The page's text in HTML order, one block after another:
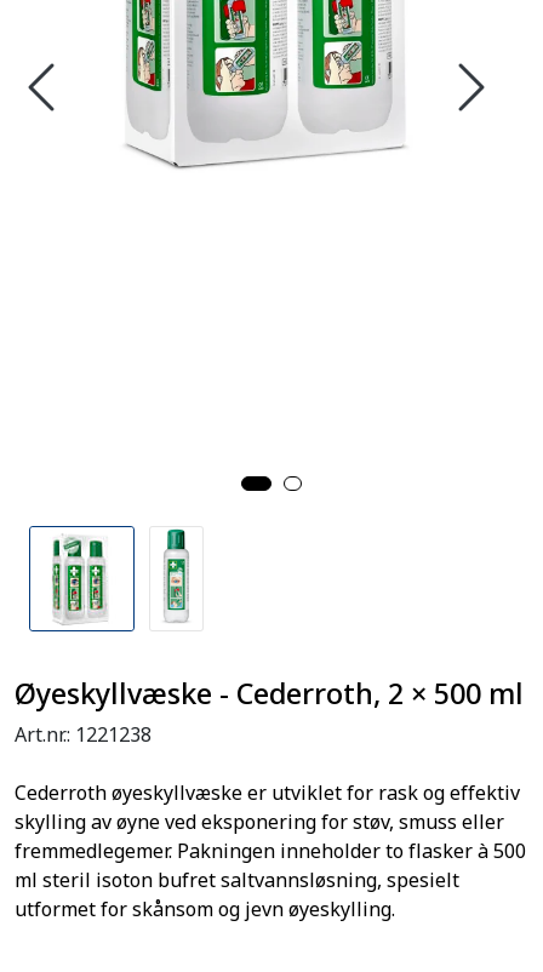
Øyeskyllvæske - Cederroth, 2 × 500 ml
Art.nr.: 1221238
Cederroth øyeskyllvæske er utviklet for rask og effektiv
skylling av øyne ved eksponering for støv, smuss eller
fremmedlegemer. Pakningen inneholder to flasker à 500
ml steril isoton bufret saltvannsløsning, spesielt
utformet for skånsom og jevn øyeskylling.